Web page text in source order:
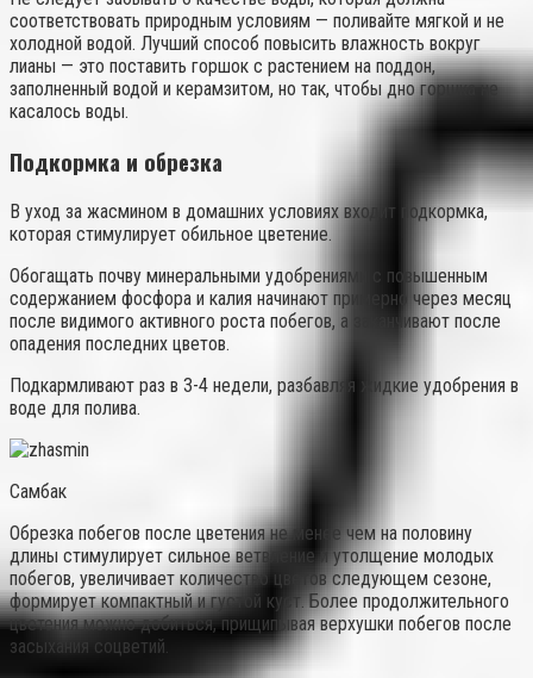
соответствовать природным условиям — поливайте мягкой и не
холодной водой. Лучший способ повысить влажность вокруг
лианы — это поставить горшок с растением на поддон,
заполненный водой и керамзитом, но так, чтобы дно горшка не
касалось воды.
Подкормка и обрезка
В уход за жасмином в домашних условиях входит подкормка,
которая стимулирует обильное цветение.
Обогащать почву минеральными удобрениями с повышенным
содержанием фосфора и калия начинают примерно через месяц
после видимого активного роста побегов, а заканчивают после
опадения последних цветов.
Подкармливают раз в 3-4 недели, разбавляя жидкие удобрения в
воде для полива.
Самбак
Обрезка побегов после цветения не менее чем на половину
длины стимулирует сильное ветвление и утолщение молодых
побегов, увеличивает количество цветов следующем сезоне,
формирует компактный и густой куст. Более продолжительного
цветения можно добиться, прищипывая верхушки побегов после
засыхания соцветий.